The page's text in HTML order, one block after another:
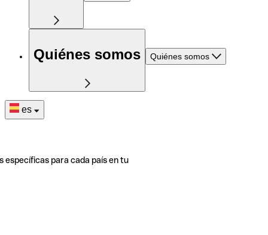
Quiénes somos Quiénes somos
es
específicas para cada país en tu